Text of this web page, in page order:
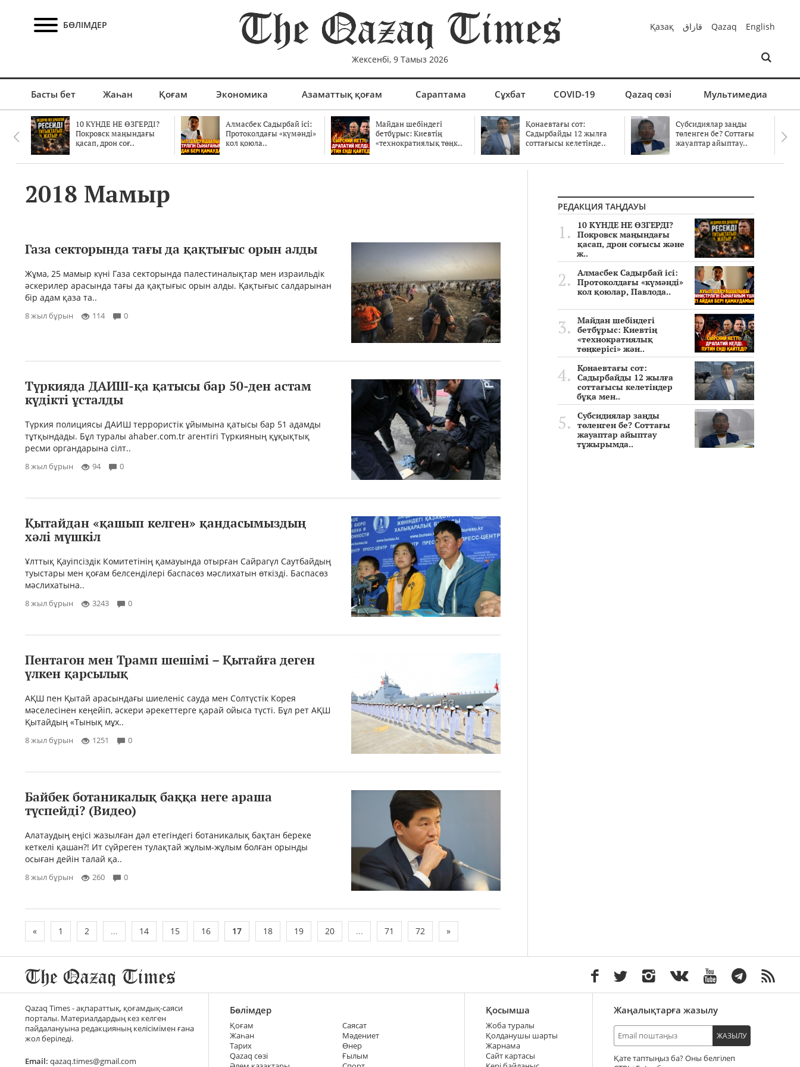
БӨЛІМДЕР
Жексенбі, 9 Тамыз 2026
Қазақ قازاق Qazaq English
Басты бет Жаһан Қоғам Экономика Азаматтық қоғам Сараптама Сұхбат COVID-19 Qazaq сөзі Мультимедиа
10 КҮНДЕ НЕ ӨЗГЕРДІ?
Покровск маңындағы
қасап, дрон соғ..
Алмасбек Садырбай ісі:
Протоколдағы «күмәнді»
кол қоюла..
Майдан шебіндегі
бетбұрыс: Киевтің
«технократиялық төңк..
Қонаевтағы сот:
Садырбайды 12 жылға
соттағысы келетінде..
Субсидиялар заңды
төленген бе? Соттағы
жауаптар айыптау..
2018 Мамыр
Газа секторында тағы да қақтығыс орын алды
Жұма, 25 мамыр күні Газа секторында палестиналықтар мен израильдік
әскерилер арасында тағы да қақтығыс орын алды. Қақтығыс салдарынан
бір адам қаза та..
8 жыл бұрын 114 0
Түркияда ДАИШ-қа қатысы бар 50-ден астам
күдікті ұсталды
Түркия полициясы ДАИШ террористік ұйымына қатысы бар 51 адамды
тұтқындады. Бұл туралы ahaber.com.tr агентігі Түркияның құқықтық
ресми органдарына сілт..
8 жыл бұрын 94 0
Қытайдан «қашып келген» қандасымыздың
хәлі мүшкіл
Ұлттық Қауіпсіздік Комитетінің қамауында отырған Сайрагүл Саутбайдың
туыстары мен қоғам белсенділері баспасөз мәслихатын өткізді. Баспасөз
мәслихатына..
8 жыл бұрын 3243 0
Пентагон мен Трамп шешімі – Қытайға деген
үлкен қарсылық
АҚШ пен Қытай арасындағы шиеленіс сауда мен Солтүстік Корея
мәселесінен кеңейіп, әскери әрекеттерге қарай ойыса түсті. Бұл рет АҚШ
Қытайдың «Тынық мұх..
8 жыл бұрын 1251 0
Байбек ботаникалық баққа неге араша
түспейді? (Видео)
Алатаудың еңісі жазылған дәл етегіндегі ботаникалық бақтан береке
кеткелі қашан?! Ит сүйреген тулақтай жұлым-жұлым болған орынды
осыған дейін талай қа..
8 жыл бұрын 260 0
« 1 2 ... 14 15 16 17 18 19 20 ... 71 72 »
РЕДАКЦИЯ ТАҢДАУЫ
10 КҮНДЕ НЕ ӨЗГЕРДІ?
Покровск маңындағы
қасап, дрон соғысы және
ж..
Алмасбек Садырбай ісі:
Протоколдағы «күмәнді»
кол қоюлар, Павлода..
Майдан шебіндегі
бетбұрыс: Киевтің
«технократиялық
төңкерісі» жән..
Қонаевтағы сот:
Садырбайды 12 жылға
соттағысы келетіндер
бұқа мен..
Субсидиялар заңды
төленген бе? Соттағы
жауаптар айыптау
тұжырымда..
Qazaq Times - ақпараттық, қоғамдық-саяси
порталы. Материалдардың кез келген
пайдалануына редакцияның келісімімен ғана
жол беріледі.
Email: qazaq.times@gmail.com
Бөлімдер
Қоғам
Жаһан
Тарих
Qazaq сөзі
Саясат
Мәдениет
Өнер
Ғылым
Қосымша
Жоба туралы
Қолданушы шарты
Жарнама
Сайт картасы
Жаңалықтарға жазылу
ЖАЗЫЛУ
Қате таптыңыз ба? Оны белгілеп